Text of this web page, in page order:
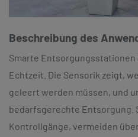
Beschreibung des
Smarte
Echtzeit. Die Sensorik zeigt,
geleert werden müssen, und
bedarfsgerechte Entsorgung.
Kontrollgänge, vermeiden